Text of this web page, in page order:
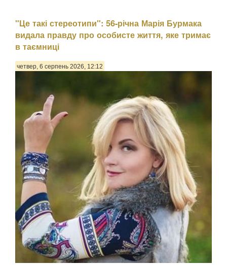
"Це такі стереотипи": 56-річна Марія Бурмака
видала правду про особисте життя, яке тримає
в таємниці
четвер, 6 серпень 2026, 12:12